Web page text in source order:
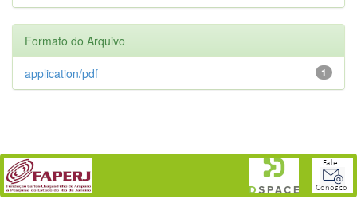
Formato do Arquivo
1
application/pdf